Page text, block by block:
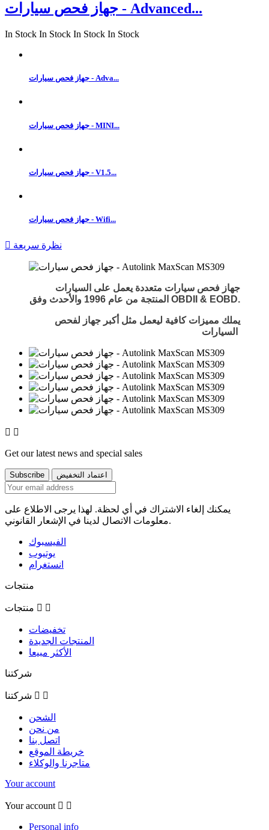
جهاز فحص سيارات - Advanced...
In Stock In Stock In Stock In Stock
جهاز فحص سيارات - Adva...
جهاز فحص سيارات - MINI...
جهاز فحص سيارات - V1.5...
جهاز فحص سيارات - Wifi...
 نظرة سريعة
جهاز فحص سيارات متعددة يعمل على السيارات
OBDII & EOBD.
يملك مميزات كافية ليعمل مثل أكبر جهاز لفحص
 
Get our latest news and special sales
يمكنك إلغاء الاشتراك في أي لحظة. لهذا يرجى الاطلاع على
معلومات الاتصال لدينا في الإشعار القانوني.
الفيسبوك
يوتيوب
انستغرام
منتجات
منتجات  
تخفيضات
المنتجات الجديدة
الأكثر مبيعا
شركتنا
شركتنا  
الشحن
من نحن
اتصل بنا
خريطة الموقع
متاجرنا والوكلاء
Your account
Your account  
Personal info